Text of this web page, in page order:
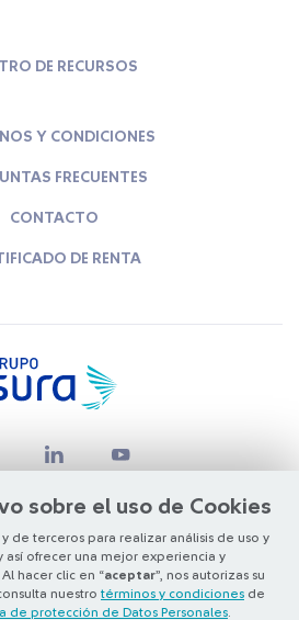
sobre el uso de Cookies
de terceros para realizar análisis de uso y
ofrecer una mejor experiencia y
hacer clic en “aceptar”, nos autorizas su
nuestro términos y condiciones de
de protección de Datos Personales
DE RECURSOS
Y CONDICIONES
FRECUENTES
CONTACTO
DE RENTA
Grupo SURA 2026